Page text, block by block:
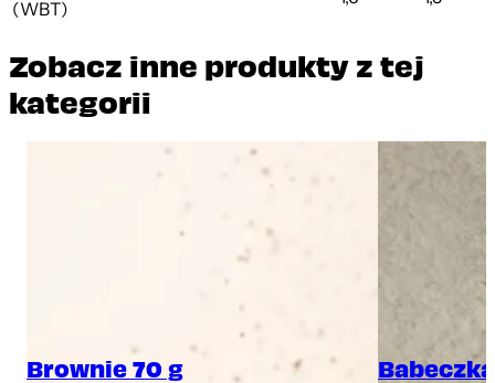
(WBT)
Zobacz inne produkty z tej
kategorii
Brownie 70 g